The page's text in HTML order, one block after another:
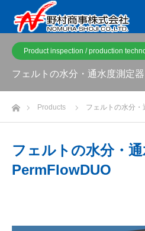
Product inspection / production
フェルトの水分・通水度測定
HomeProducts フェルトの水分
フェルトの水分・
PermFlowDUO